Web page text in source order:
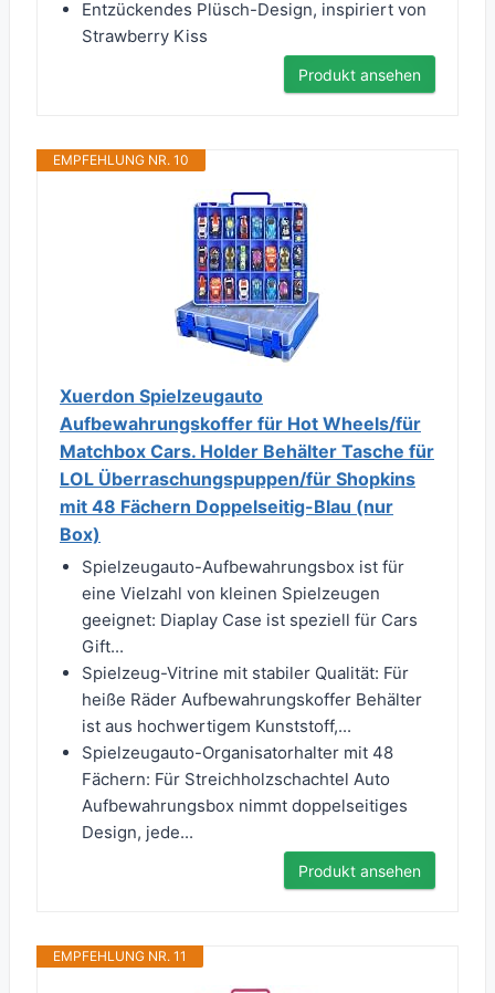
Entzückendes Plüsch-Design, inspiriert von
Strawberry Kiss
Produkt ansehen
EMPFEHLUNG NR. 10
Xuerdon Spielzeugauto
Aufbewahrungskoffer für Hot Wheels/für
Matchbox Cars. Holder Behälter Tasche für
LOL Überraschungspuppen/für Shopkins
mit 48 Fächern Doppelseitig-Blau (nur
Box)
Spielzeugauto-Aufbewahrungsbox ist für
eine Vielzahl von kleinen Spielzeugen
geeignet: Diaplay Case ist speziell für Cars
Gift...
Spielzeug-Vitrine mit stabiler Qualität: Für
heiße Räder Aufbewahrungskoffer Behälter
ist aus hochwertigem Kunststoff,...
Spielzeugauto-Organisatorhalter mit 48
Fächern: Für Streichholzschachtel Auto
Aufbewahrungsbox nimmt doppelseitiges
Design, jede...
Produkt ansehen
EMPFEHLUNG NR. 11